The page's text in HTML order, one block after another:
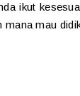
ikut
mana mau